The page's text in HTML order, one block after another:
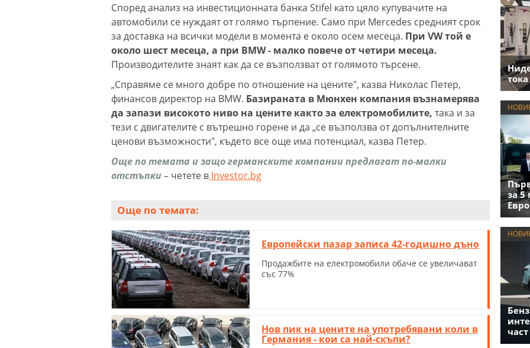
Според анализ на инвестиционната банка Stifel като цяло купувачите на
автомобили се нуждаят от голямо търпение. Само при Mercedes средният срок
за доставка на всички модели в момента е около осем месеца. При VW той е
около шест месеца, а при BMW - малко повече от четири месеца.
Производителите знаят как да се възползват от голямото търсене.
„Справяме се много добре по отношение на цените", казва Николас Петер,
финансов директор на BMW. Базираната в Мюнхен компания възнамерява
да запази високото ниво на цените както за електромобилите, така и за
тези с двигателите с вътрешно горене и да „се възползва от допълнителните
ценови възможности", където все още има потенциал, казва Петер.
Още по темата и защо германските компании предлагат по-малки
отстъпки– четете в Investor.bg
Още по темата:
Европейски пазар записа 42-годишно дъно
Продажбите на електромобили обаче се увеличават
със 77%
Нов пик на цените на употребявани коли в
Германия - кои са най-скъпи?
за 5
част